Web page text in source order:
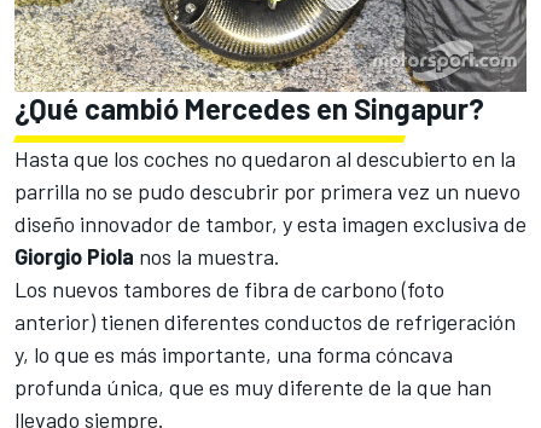
¿Qué cambió Mercedes en Singapur?
Hasta que los coches no quedaron al descubierto en la
parrilla no se pudo descubrir por primera vez un nuevo
diseño innovador de tambor, y esta imagen exclusiva de
Giorgio Piola nos la muestra.
Los nuevos tambores de fibra de carbono (foto
anterior) tienen diferentes conductos de refrigeración
y, lo que es más importante, una forma cóncava
profunda única, que es muy diferente de la que han
llevado siempre.